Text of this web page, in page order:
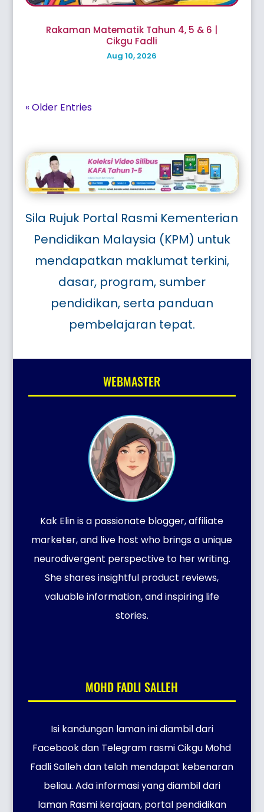
Rakaman Matematik Tahun 4, 5 & 6 |
Cikgu Fadli
Aug 10, 2026
« Older Entries
Sila Rujuk Portal Rasmi Kementerian
Pendidikan Malaysia (KPM) untuk
mendapatkan maklumat terkini,
dasar, program, sumber
pendidikan, serta panduan
pembelajaran tepat.
WEBMASTER
Kak Elin is a passionate blogger, affiliate
marketer, and live host who brings a unique
neurodivergent perspective to her writing.
She shares insightful product reviews,
valuable information, and inspiring life
stories.
MOHD FADLI SALLEH
Isi kandungan laman ini diambil dari
Facebook dan Telegram rasmi Cikgu Mohd
Fadli Salleh dan telah mendapat kebenaran
beliau. Ada informasi yang diambil dari
laman Rasmi kerajaan, portal pendidikan